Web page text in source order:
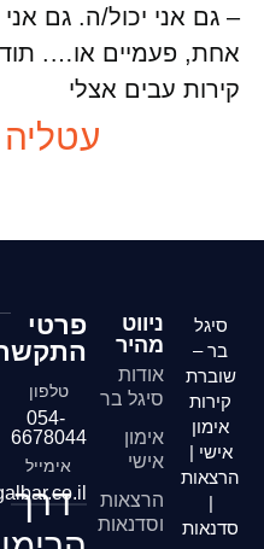
– גם אני יכול/ה. גם
אחת, פעמיים או….
קירות עבים אצלי
סיגל
בר –
שוברת
קירות
אימון
אישי |
הרצאות
|
סדנאות
ניווט
מהיר
אודות
סיגל בר
אימון
אישי
הרצאות
וסדנאות
פרטי
טלפון
054-
6678044
אימייל
דרך